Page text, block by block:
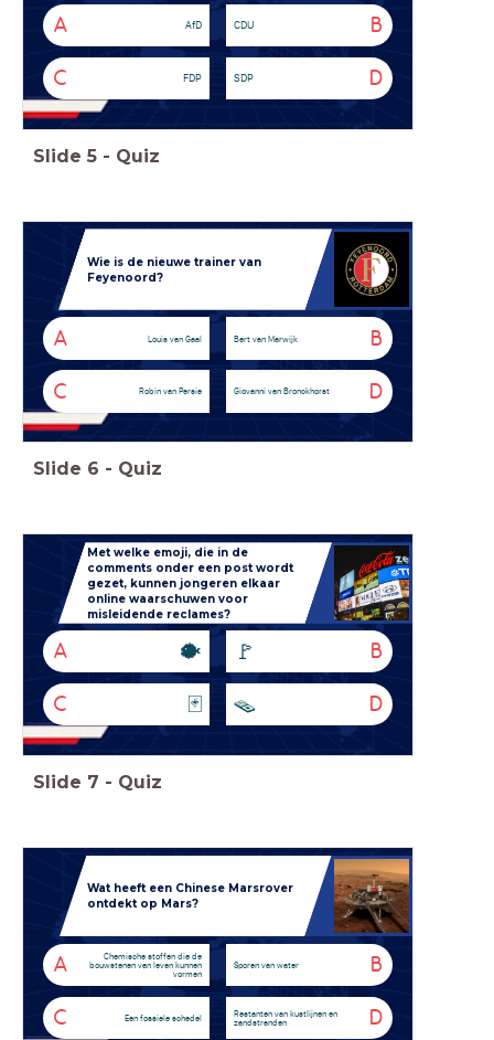
A AfD B
CDU
C FDP D
SDP
Slide 5 - Quiz
Wie is de nieuwe trainer van
Feyenoord?
A Louis van Gaal B
Bert van Marwijk
C Robin van Persie D
Giovanni van Bronckhorst
Slide 6 - Quiz
Met welke emoji, die in de
comments onder een post wordt
gezet, kunnen jongeren elkaar
online waarschuwen voor
misleidende reclames?
A 🐡 B
🚩
C 🃏 D
🪤
Slide 7 - Quiz
Wat heeft een Chinese Marsrover
ontdekt op Mars?
A
Chemische stoffen die de
bouwstenen van leven kunnen
vormen
B
Sporen van water
C Een fossiele schedel D
Restanten van kustlijnen en
zandstranden